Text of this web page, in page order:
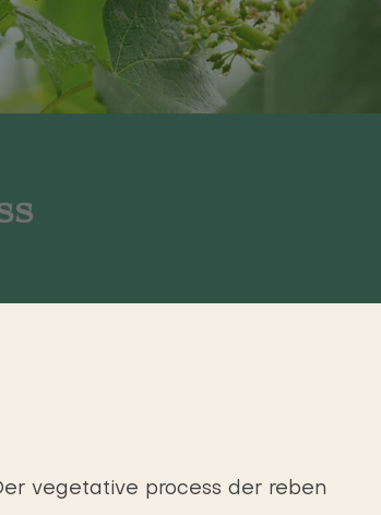
vegetative process der reben